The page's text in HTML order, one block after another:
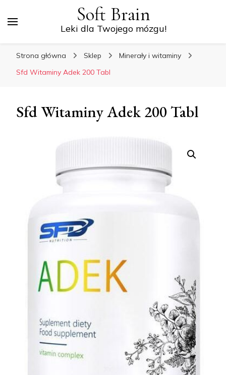
Soft Brain
Leki dla Twojego mózgu!
Strona główna Sklep
Minerały i witaminy
Sfd Witaminy Adek 200 Tabl
Sfd Witaminy Adek 200 Tabl